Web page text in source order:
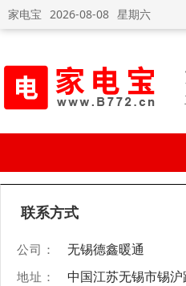
家电宝 2026-08-08 星期六
联系方式
公司： 无锡德鑫暖通
地址：
中国江苏无锡市锡